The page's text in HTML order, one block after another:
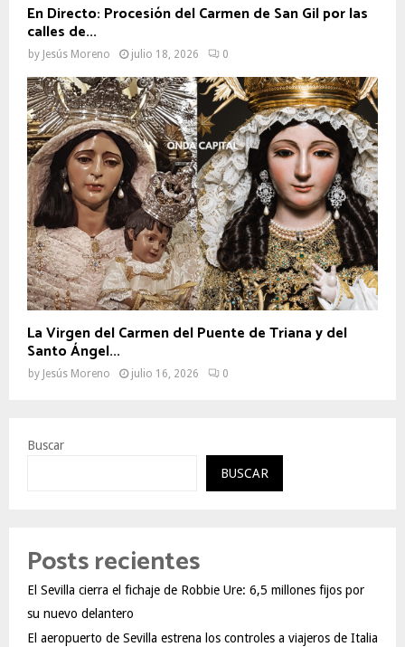
En Directo: Procesión del Carmen de San Gil por las
calles de...
by Jesús Moreno julio 18, 2026 0
La Virgen del Carmen del Puente de Triana y del
Santo Ángel...
by Jesús Moreno julio 16, 2026 0
Buscar
BUSCAR
Posts recientes
El Sevilla cierra el fichaje de Robbie Ure: 6,5 millones fijos por
su nuevo delantero
El aeropuerto de Sevilla estrena los controles a viajeros de Italia